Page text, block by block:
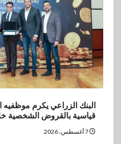
مستهدفات
بنوك
بنك مصر
العالمي
العروض
5
بنوك
البنك الزراعي يكرم موظفيه
قياسية بالقروض الشخصية خلال